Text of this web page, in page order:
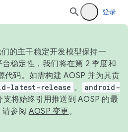
登录
的主干稳定开发模型保持一
稳定性，我们将在第 2 季度和
代码。如需构建 AOSP 并为其贡
latest-release 。
android-
支将始终引用推送到 AOSP 的最
参阅 AOSP 变更。